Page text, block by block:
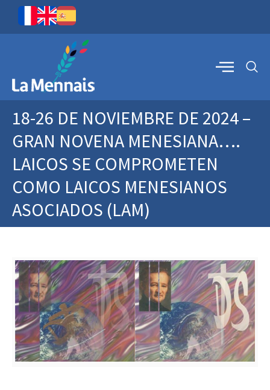
18-26 DE NOVIEMBRE DE 2024 –
GRAN NOVENA MENESIANA….
LAICOS SE COMPROMETEN
COMO LAICOS MENESIANOS
ASOCIADOS (LAM)